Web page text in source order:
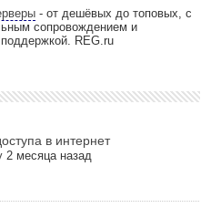
- от дешёвых до топовых, с
сопровождением и
REG.ru
в интернет
2 месяца назад